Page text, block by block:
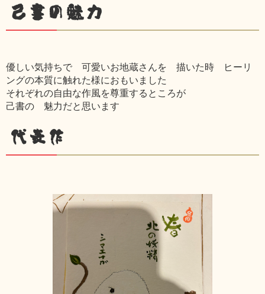
己書の魅力
優しい気持ちで 可愛いお地蔵さんを 描いた時 ヒーリ
ングの本質に触れた様におもいました
それぞれの自由な作風を尊重するところが
己書の 魅力だと思います
代表作